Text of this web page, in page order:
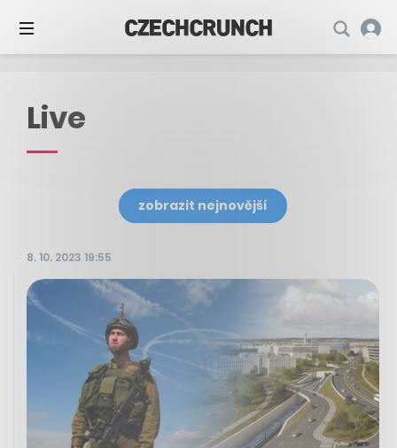
Live
zobrazit nejnovější
8. 10. 2023 19:55